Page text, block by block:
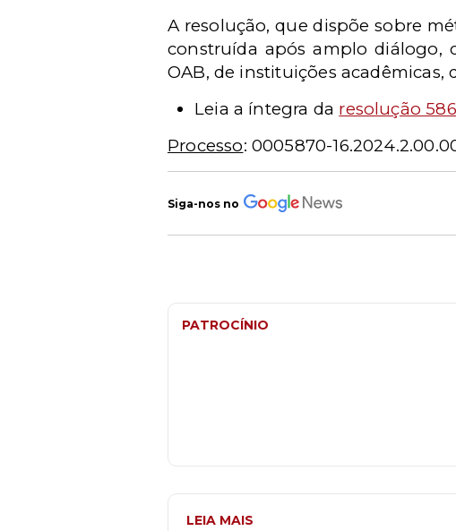
A resolução, que dispõe sobre
construída após amplo diálogo,
OAB, de instituições acadêmicas,
Leia a íntegra da resolução
Processo: 0005870-
Siga-nos no
PATROCÍNIO
LEIA MAIS